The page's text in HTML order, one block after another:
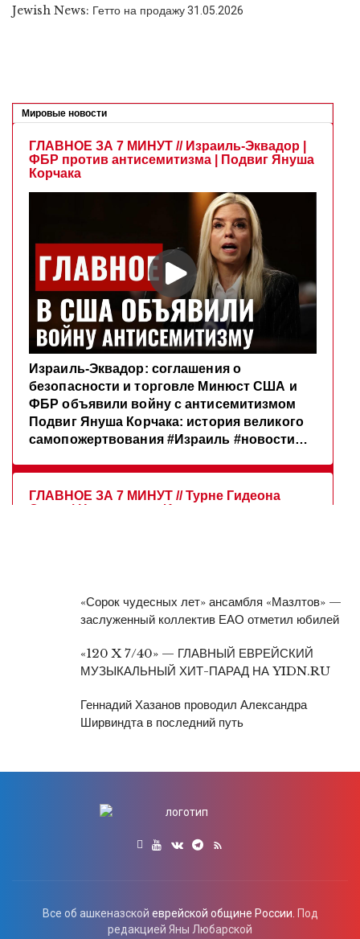
Jewish News: Гетто на продажу31.05.2026
«Сорок чудесных лет» ансамбля «Мазлтов» —
заслуженный коллектив ЕАО отметил юбилей
«120 X 7/40» — ГЛАВНЫЙ ЕВРЕЙСКИЙ
МУЗЫКАЛЬНЫЙ ХИТ-ПАРАД НА YIDN.RU
Геннадий Хазанов проводил Александра
Ширвиндта в последний путь
Все об ашкеназской еврейской общине России. Под
редакцией Яны Любарской